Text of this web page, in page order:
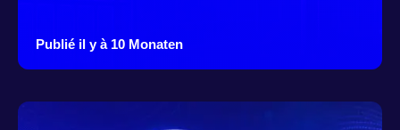
Publié il y à 10 Monaten